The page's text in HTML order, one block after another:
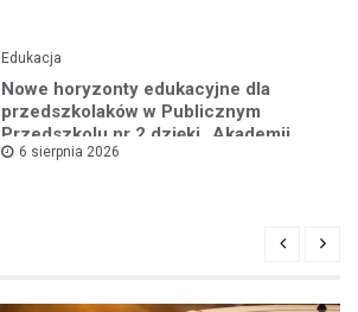
Edukacja
Nowe horyzonty edukacyjne dla
przedszkolaków w Publicznym
Przedszkolu nr 2 dzięki „Akademii
Super Przedszkolaka”
6 sierpnia 2026